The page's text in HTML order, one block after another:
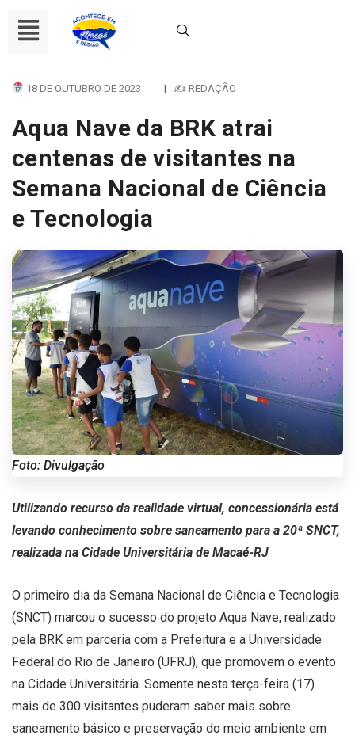
18 DE OUTUBRO DE 2023 | ✍ REDAÇÃO
Aqua Nave da BRK atrai
centenas de visitantes na
Semana Nacional de Ciência
e Tecnologia
Foto: Divulgação
Utilizando recurso da realidade virtual, concessionária está
levando conhecimento sobre saneamento para a 20ª SNCT,
realizada na Cidade Universitária de Macaé-RJ
O primeiro dia da Semana Nacional de Ciência e Tecnologia
(SNCT) marcou o sucesso do projeto Aqua Nave, realizado
pela BRK em parceria com a Prefeitura e a Universidade
Federal do Rio de Janeiro (UFRJ), que promovem o evento
na Cidade Universitária. Somente nesta terça-feira (17)
mais de 300 visitantes puderam saber mais sobre
saneamento básico e preservação do meio ambiente em